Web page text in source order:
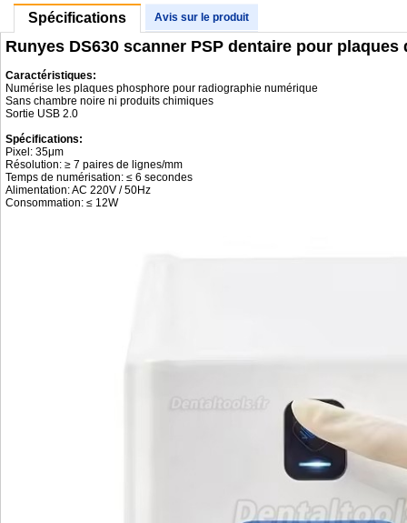
Spécifications Avis sur le produit
Runyes DS630 scanner PSP dentaire pour
Caractéristiques:
Numérise les plaques phosphore pour radiographie numérique
Sans chambre noire ni produits chimiques
Sortie USB 2.0
Spécifications:
Pixel: 35μm
Résolution: ≥ 7 paires de lignes/mm
Temps de numérisation: ≤ 6 secondes
Alimentation: AC 220V / 50Hz
Consommation: ≤ 12W